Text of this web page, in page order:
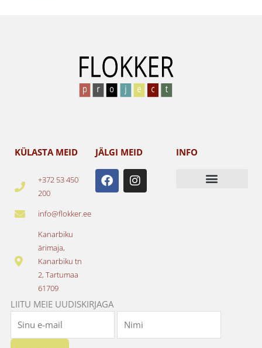
KÜLASTA MEID
+372 53 450
200
info@flokker.ee
Kanarbiku
ärimaja,
Kanarbiku tn
2, Tartumaa
61709
JÄLGI MEID
F
a
c
I
n
s
INFO
LIITU MEIE UUDISKIRJAGA